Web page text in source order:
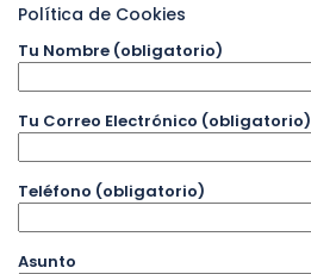
Política de Cookies
Tu Nombre (obligatorio)
Tu Correo Electrónico (obligatorio)
Teléfono (obligatorio)
Asunto